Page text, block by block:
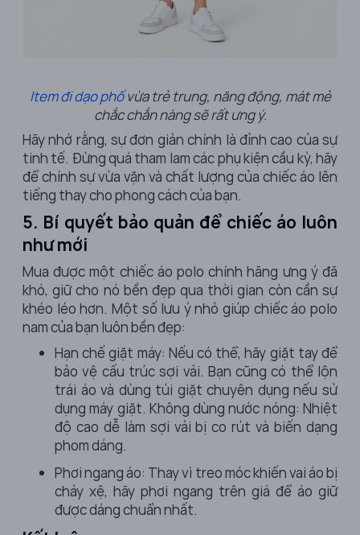
Item đi dạo phốvừa trẻ trung, năng động, mát mẻ
chắc chắn nàng sẽ rất ưng ý.
Hãy nhớ rằng, sự đơn giản chính là đỉnh cao của sự
tinh tế. Đừng quá tham lam các phụ kiện cầu kỳ, hãy
để chính sự vừa vặn và chất lượng của chiếc áo lên
tiếng thay cho phong cách của bạn.
5. Bí quyết bảo quản để chiếc áo luôn
như mới
Mua được một chiếc áo polo chính hãng ưng ý đã
khó, giữ cho nó bền đẹp qua thời gian còn cần sự
khéo léo hơn. Một số lưu ý nhỏ giúp chiếc áo polo
nam của bạn luôn bền đẹp:
Hạn chế giặt máy: Nếu có thể, hãy giặt tay để
bảo vệ cấu trúc sợi vải. Bạn cũng có thể lộn
trái áo và dùng túi giặt chuyên dụng nếu sử
dụng máy giặt. Không dùng nước nóng: Nhiệt
độ cao dễ làm sợi vải bị co rút và biến dạng
phom dáng.
Phơi ngang áo: Thay vì treo móc khiến vai áo bị
chảy xệ, hãy phơi ngang trên giá để áo giữ
được dáng chuẩn nhất.